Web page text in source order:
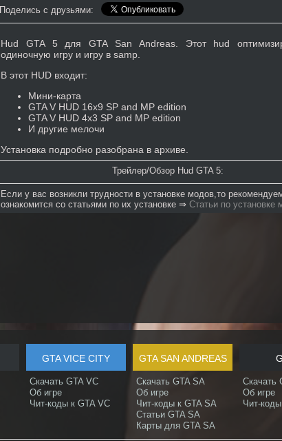
Поделись с друзьями:
Hud GTA 5 для GTA San Andreas. Этот hud
одиночную игру и игру в samp.
В этот HUD входит:
Мини-карта
GTA V HUD 16x9 SP and MP edition
GTA V HUD 4x3 SP and MP edition
И другие мелочи
Установка подробно разобрана в архиве.
Трейлер/Обзор Hud GTA 5:
Если у вас возникли трудности в установке модов,то
ознакомится со статьями по их установке ⇒ Статьи по установке
GTA VICE CITY
Скачать GTA VC
Об игре
Чит-коды к GTA VC
GTA SAN ANDREAS
Скачать GTA SA
Об игре
Чит-коды к GTA SA
Статьи GTA SA
Карты для GTA SA
Скачать
Об игре
Чит-